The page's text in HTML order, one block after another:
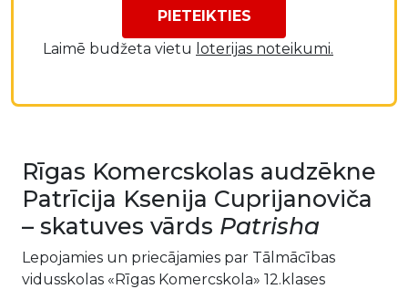
Rīgas Komercskolas audzēkne
Patrīcija Ksenija Cuprijanoviča
– skatuves vārds Patrisha
Lepojamies un priecājamies par Tālmācības
vidusskolas «Rīgas Komercskola» 12.klases
PIETEIKTIES
Laimē budžeta vietu loterijas noteikumi.